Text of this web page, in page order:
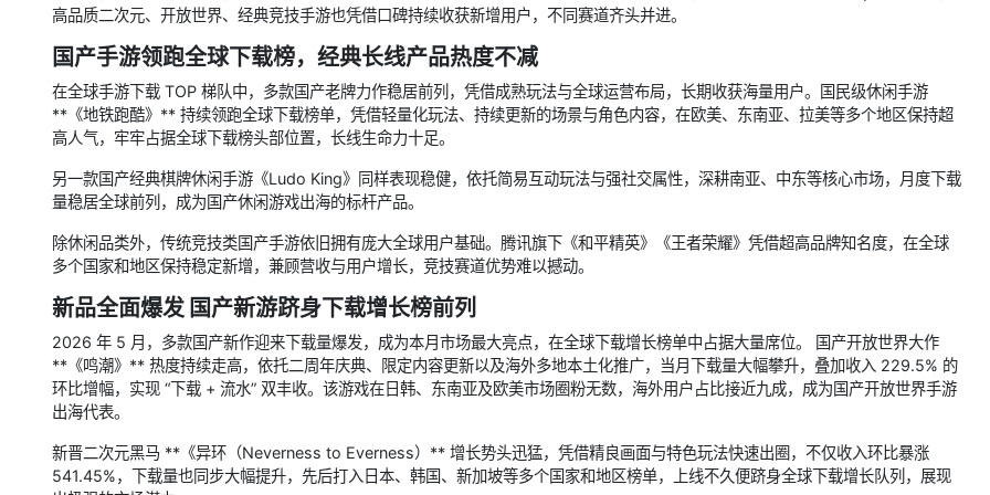
高品质二次元、开放世界、经典竞技手游也凭借口碑持续收获新增用户，不同赛道齐头并进。
国产手游领跑全球下载榜，经典长线产品热度不减
在全球手游下载 TOP 梯队中，多款国产老牌力作稳居前列，凭借成熟玩法与全球运营布局，长期收获海量用户。国民级休闲手游
**《地铁跑酷》** 持续领跑全球下载榜单，凭借轻量化玩法、持续更新的场景与角色内容，在欧美、东南亚、拉美等多个地区保持超
高人气，牢牢占据全球下载榜头部位置，长线生命力十足。
另一款国产经典棋牌休闲手游《Ludo King》同样表现稳健，依托简易互动玩法与强社交属性，深耕南亚、中东等核心市场，月度下载
量稳居全球前列，成为国产休闲游戏出海的标杆产品。
除休闲品类外，传统竞技类国产手游依旧拥有庞大全球用户基础。腾讯旗下《和平精英》《王者荣耀》凭借超高品牌知名度，在全球
多个国家和地区保持稳定新增，兼顾营收与用户增长，竞技赛道优势难以撼动。
新品全面爆发 国产新游跻身下载增长榜前列
2026 年 5 月，多款国产新作迎来下载量爆发，成为本月市场最大亮点，在全球下载增长榜单中占据大量席位。 国产开放世界大作
**《鸣潮》** 热度持续走高，依托二周年庆典、限定内容更新以及海外多地本土化推广，当月下载量大幅攀升，叠加收入 229.5% 的
环比增幅，实现 “下载 + 流水” 双丰收。该游戏在日韩、东南亚及欧美市场圈粉无数，海外用户占比接近九成，成为国产开放世界手游
出海代表。
新晋二次元黑马 **《异环（Neverness to Everness）** 增长势头迅猛，凭借精良画面与特色玩法快速出圈，不仅收入环比暴涨
541.45%，下载量也同步大幅提升，先后打入日本、韩国、新加坡等多个国家和地区榜单，上线不久便跻身全球下载增长队列，展现